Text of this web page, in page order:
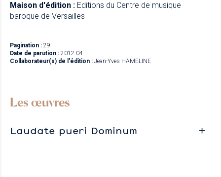
Maison d'édition : Editions du Centre de musique
baroque de Versailles
Pagination : 29
Date de parution : 2012-04
Collaborateur(s) de l'édition : Jean-Yves HAMELINE
Les œuvres
Laudate pueri Dominum